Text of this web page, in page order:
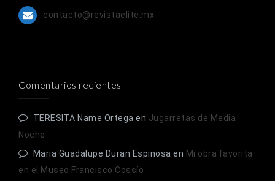
contacto@revistaelite.mx
Comentarios recientes
TERESITA Name Ortega en Jugarretas de Media
Noche
Maria Guadalupe Duran Espinosa en Mi obra favorita
en el Museo Francisco Cossío